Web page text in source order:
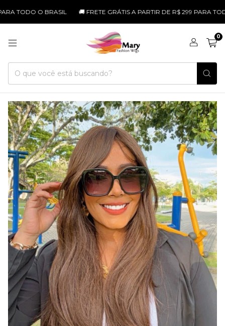
O BRASIL 🚚 FRETE GRÁTIS A PARTIR DE R$ 299 PARA TODO O
0
1/2